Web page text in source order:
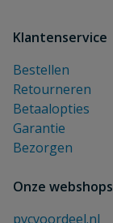
Klantenservice
Bestellen
Retourneren
Betaalopties
Garantie
Bezorgen
Onze webshops
pvcvoordeel.nl